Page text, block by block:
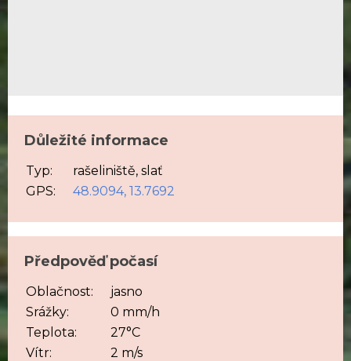
Důležité informace
Typ:
rašeliniště, slať
GPS:
48.9094, 13.7692
Předpověď počasí
Oblačnost:
jasno
Srážky:
0 mm/h
Teplota:
27°C
Vítr:
2 m/s